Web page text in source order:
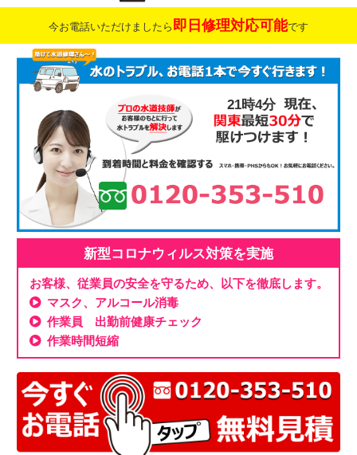
今お電話いただけましたら 即日修理対応可能です
21時4分
新型コロナウィルス対策を実施
お客様、従業員の安全を守るため、以下を徹底します。
マスク、アルコール消毒
作業員 出勤前健康チェック
作業時間短縮